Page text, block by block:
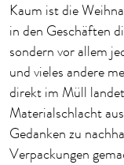
Kaum ist die
in den Geschäften
sondern vor allem
und vieles andere
direkt im Müll
Materialschlacht
Gedanken zu
Verpackungen